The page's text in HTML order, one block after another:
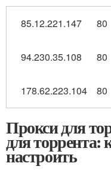
85.12.221.147 80
94.230.35.108 80
178.62.223.104 80
Прокси для
для торрента:
настроить